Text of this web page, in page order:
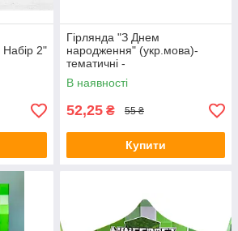
Набір 2"
Гірлянда "З Днем
народження" (укр.мова)-
тематичні -
В наявності
52,25 ₴ 55 ₴
Купити